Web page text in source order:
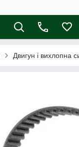
Двигун і вихлопна